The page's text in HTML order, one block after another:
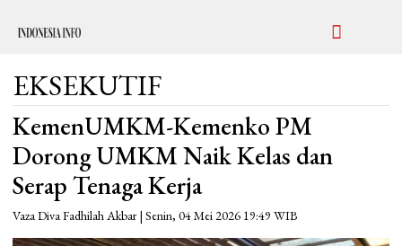
EKSEKUTIF
KemenUMKM-Kemenko PM
Dorong UMKM Naik Kelas dan
Serap Tenaga Kerja
Vaza Diva Fadhilah Akbar | Senin, 04 Mei 2026 19:49 WIB